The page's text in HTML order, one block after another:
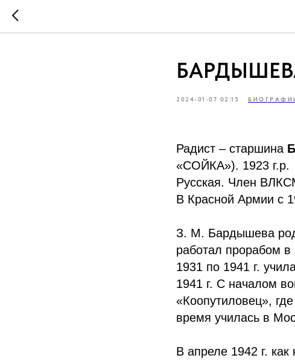
2024-01-07 02:15
Радист – старшина
«СОЙКА»). 1923 г.р.
Русская. Член
В Красной Армии с
З. М. Бардышева
работал прорабом
1931 по 1941 г.
1941 г. С началом
«Коопутиловец»,
время училась в
В апреле 1942 г.